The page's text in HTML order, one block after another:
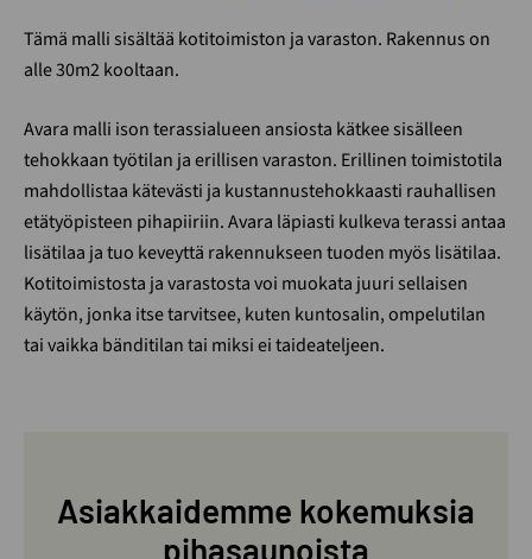
Tämä malli sisältää kotitoimiston ja varaston. Rakennus on
alle 30m2 kooltaan.
Avara malli ison terassialueen ansiosta kätkee sisälleen
tehokkaan työtilan ja erillisen varaston. Erillinen toimistotila
mahdollistaa kätevästi ja kustannustehokkaasti rauhallisen
etätyöpisteen pihapiiriin. Avara läpiasti kulkeva terassi antaa
lisätilaa ja tuo keveyttä rakennukseen tuoden myös lisätilaa.
Kotitoimistosta ja varastosta voi muokata juuri sellaisen
käytön, jonka itse tarvitsee, kuten kuntosalin, ompelutilan
tai vaikka bänditilan tai miksi ei taideateljeen.
Asiakkaidemme kokemuksia
pihasaunoista